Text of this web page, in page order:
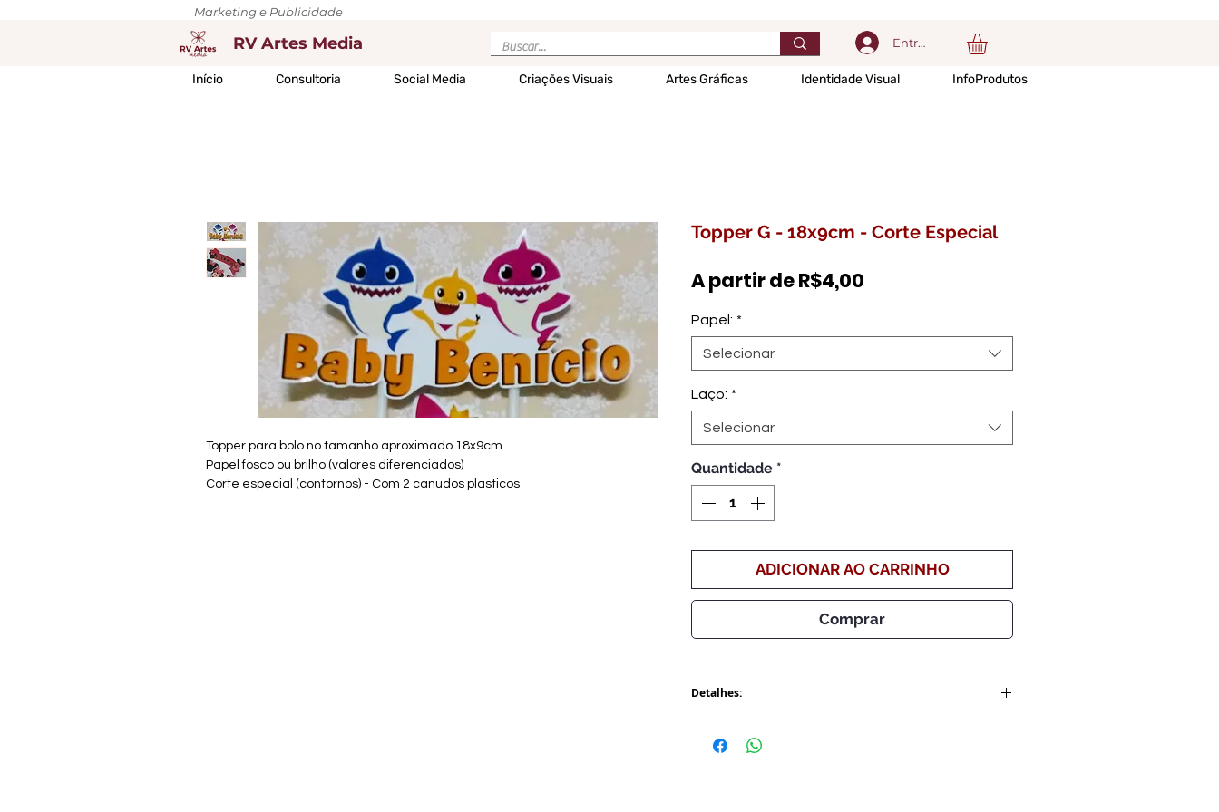
Marketing e Publicidade
RV Artes Media Entrar
Início Consultoria Social Media Criações Visuais Artes Gráficas Identidade Visual InfoProdutos
Topper para bolo no tamanho aproximado 18x9cm
Papel fosco ou brilho (valores diferenciados)
Corte especial (contornos) - Com 2 canudos plasticos
Topper G - 18x9cm - Corte Especial
A partir deR$4,00
Papel: *
Selecionar
Laço: *
Selecionar
Quantidade *
ADICIONAR AO CARRINHO
Comprar
Detalhes:
dizeres.